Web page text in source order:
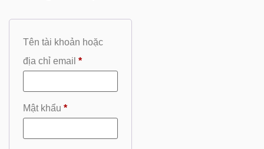
Tên tài khoản hoặc
địa chỉ email *
Mật khẩu *